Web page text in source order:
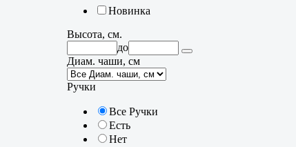
Новинка
Высота, см.
до
Диам. чаши, см
Ручки
Все Ручки
Есть
Нет